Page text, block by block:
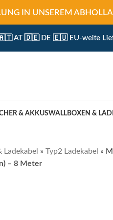
🇦🇹 AT 🇩🇪 DE 🇪🇺 EU-weite
& AKKUSWALLBOXEN &
» Typ2 Ladekabel »
– 8 Meter
IN UNSEREM